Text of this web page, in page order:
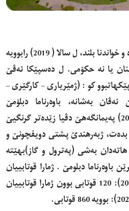
دامه‌زراوه‌یا شەهید بۆ پەروەدە و خواندنا بلند، ل سالا ( 2019) رابوویە
یا نە حکۆمی. ل دەسپێکا ئه‌ڤێ
کو : (ژمێریاری – کارگێری –
ئەڤان بەشانه، باوەرناما دبلۆمێ
وەردگرن. ل سالا (2022 – 2023) پەیمانگەهێ دڤیا زێدەتر گرنگیێ
بدەت، ژبەرهندێ‌ پشتی دویفچونێ و
بەشی (پەترول و گاز)بهێتە
باوەرناما دبلومێ . ژمارا قوتابییان
بۆ سالا خواندنێ ( 2019 – 2020): 120 قوتابی بوون ژمارا قوتابییان